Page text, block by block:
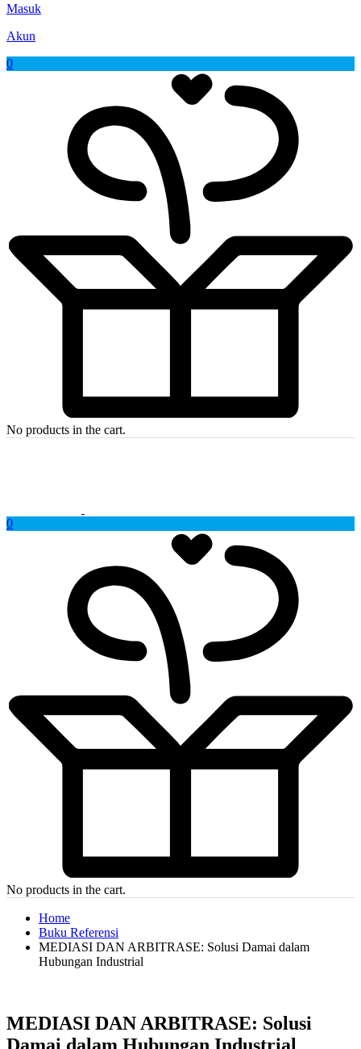
Masuk
Akun
0
No products in the cart.
0
No products in the cart.
Home
Buku Referensi
MEDIASI DAN ARBITRASE: Solusi Damai dalam
Hubungan Industrial
MEDIASI DAN ARBITRASE: Solusi
Damai dalam Hubungan Industrial